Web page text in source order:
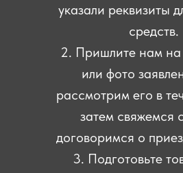
указали реквизиты
средств.
2. Пришлите нам на
или фото
рассмотрим его в
затем свяжемся
договоримся о
3. Подготовьте